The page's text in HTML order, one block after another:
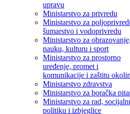
upravu
Ministarstvo za privredu
Ministarstvo za
šumarstvo i vodoprivredu
Ministarstvo za obrazovanje,
nauku, kulturu i sport
Ministarstvo za prostorno
uređenje, promet i
komunikacije i zaštitu
Ministarstvo zdravstva
Ministarstvo za boračka
Ministarstvo za rad,
politiku i izbjeglice